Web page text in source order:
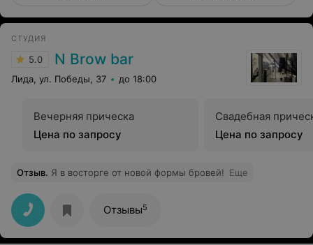
СТУДИЯ
5.0 N Brow bar
Лида, ул. Победы, 37 до 18:00
Вечерняя прическа
Цена по запросу
Свадебная
Цена по запросу
Отзыв. Я в восторге от новой формы бровей! Еще
Отзывы5